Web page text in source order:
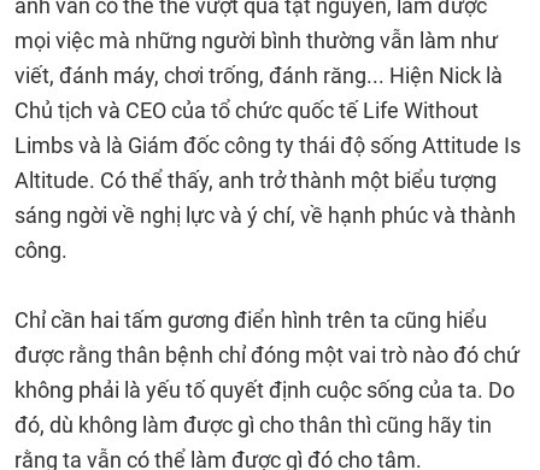
anh vẫn có thể thể vượt qua tật nguyền, làm được
mọi việc mà những người bình thường vẫn làm như
viết, đánh máy, chơi trống, đánh răng... Hiện Nick là
Chủ tịch và CEO của tổ chức quốc tế Life Without
Limbs và là Giám đốc công ty thái độ sống Attitude Is
Altitude. Có thể thấy, anh trở thành một biểu tượng
sáng ngời về nghị lực và ý chí, về hạnh phúc và thành
công.
Chỉ cần hai tấm gương điển hình trên ta cũng hiểu
được rằng thân bệnh chỉ đóng một vai trò nào đó chứ
không phải là yếu tố quyết định cuộc sống của ta. Do
đó, dù không làm được gì cho thân thì cũng hãy tin
rằng ta vẫn có thể làm được gì đó cho tâm.